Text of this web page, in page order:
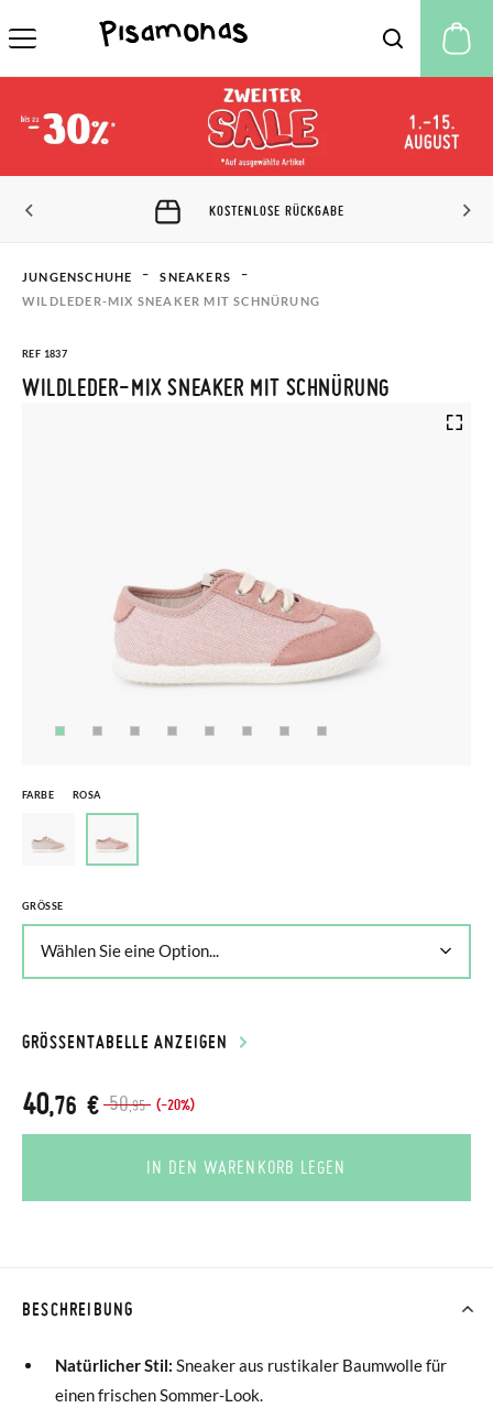
KOSTENLOSE RÜCKGABE
JUNGENSCHUHE
SNEAKERS
WILDLEDER-MIX SNEAKER MIT SCHNÜRUNG
REF 1837
WILDLEDER-MIX SNEAKER MIT SCHNÜRUNG
FARBE ROSA
GRÖSSE
GRÖSSENTABELLE ANZEIGEN
50,95 (-20%)
40,76 €
IN DEN WARENKORB LEGEN
BESCHREIBUNG
Natürlicher Stil: Sneaker aus rustikaler Baumwolle für
einen frischen Sommer-Look.